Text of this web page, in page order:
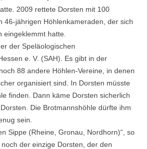
2009 rettete Dorsten mit 100
46-jährigen Höhlenkameraden, der sich
eingeklemmt hatte.
der Speläologischen
e. V. (SAH). Es gibt in der
88 andere Höhlen-Vereine, in denen
organisiert sind. In Dorsten müsste
finden. Dann käme Dorsten sicherlich
Die Brotmannshöhle dürfte ihm
sein.
Sippe (Rheine, Gronau, Nordhorn)“, so
der einzige Dorsten, der den